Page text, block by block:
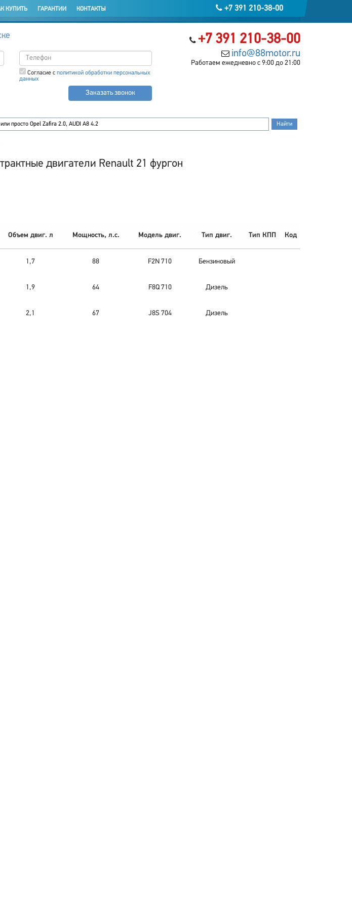
+7 391 210-38-00
КУПИТЬ ГАРАНТИИ КОНТАКТЫ
+7 391 210-38-00
info@88motor.ru
Работаем ежедневно с 9:00 до 21:00
Согласие с политикой обработки персональных
данных
Заказать звонок
двигатели Renault 21 фургон
Объем двиг. л Мощность, л.с. Модель двиг. Тип двиг. Тип КПП Код
1,7 88 F2N 710 Бензиновый
1,9 64 F8Q 710 Дизель
2,1 67 J8S 704 Дизель